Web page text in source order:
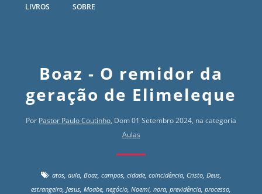
LIVROS SOBRE
Boaz - O remidor da
geração de Elimeleque
Por Pastor Paulo Coutinho, Dom 01 Setembro 2024, na categoria
Aulas
atos, aula, Boaz, campos, cidade, coincidência, Cristo, Deus,
estrangeiro, Jesus, Moabe, negócio, Noemi, nora, previdência, processo,